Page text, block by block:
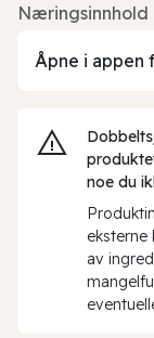
Næringsinnhold
Åpne i appen
noe du
eksterne
av